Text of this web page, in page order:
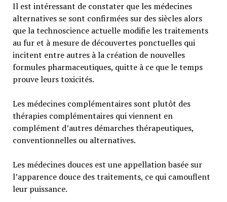
Il est intéressant de constater que les médecines
alternatives se sont confirmées sur des siècles alors
que la technoscience actuelle modifie les traitements
au fur et à mesure de découvertes ponctuelles qui
incitent entre autres à la création de nouvelles
formules pharmaceutiques, quitte à ce que le temps
prouve leurs toxicités.
Les médecines complémentaires sont plutôt des
thérapies complémentaires qui viennent en
complément d’autres démarches thérapeutiques,
conventionnelles ou alternatives.
Les médecines douces est une appellation basée sur
l’apparence douce des traitements, ce qui camouflent
leur puissance.